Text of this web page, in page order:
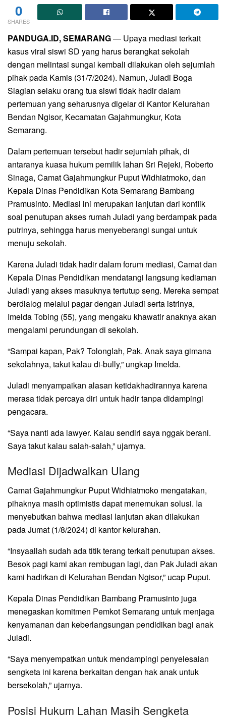
0
SHARES
PANDUGA.ID, SEMARANG— Upaya mediasi terkait
kasus viral siswi SD yang harus berangkat sekolah
dengan melintasi sungai kembali dilakukan oleh sejumlah
pihak pada Kamis (31/7/2024). Namun, Juladi Boga
Siagian selaku orang tua siswi tidak hadir dalam
pertemuan yang seharusnya digelar di Kantor Kelurahan
Bendan Ngisor, Kecamatan Gajahmungkur, Kota
Semarang.
Dalam pertemuan tersebut hadir sejumlah pihak, di
antaranya kuasa hukum pemilik lahan Sri Rejeki, Roberto
Sinaga, Camat Gajahmungkur Puput Widhiatmoko, dan
Kepala Dinas Pendidikan Kota Semarang Bambang
Pramusinto. Mediasi ini merupakan lanjutan dari konflik
soal penutupan akses rumah Juladi yang berdampak pada
putrinya, sehingga harus menyeberangi sungai untuk
menuju sekolah.
Karena Juladi tidak hadir dalam forum mediasi, Camat dan
Kepala Dinas Pendidikan mendatangi langsung kediaman
Juladi yang akses masuknya tertutup seng. Mereka sempat
berdialog melalui pagar dengan Juladi serta istrinya,
Imelda Tobing (55), yang mengaku khawatir anaknya akan
mengalami perundungan di sekolah.
“Sampai kapan, Pak? Tolonglah, Pak. Anak saya gimana
sekolahnya, takut kalau di-bully,” ungkap Imelda.
Juladi menyampaikan alasan ketidakhadirannya karena
merasa tidak percaya diri untuk hadir tanpa didampingi
pengacara.
“Saya nanti ada lawyer. Kalau sendiri saya nggak berani.
Saya takut kalau salah-salah,” ujarnya.
Mediasi Dijadwalkan Ulang
Camat Gajahmungkur Puput Widhiatmoko mengatakan,
pihaknya masih optimistis dapat menemukan solusi. Ia
menyebutkan bahwa mediasi lanjutan akan dilakukan
pada Jumat (1/8/2024) di kantor kelurahan.
“Insyaallah sudah ada titik terang terkait penutupan akses.
Besok pagi kami akan rembugan lagi, dan Pak Juladi akan
kami hadirkan di Kelurahan Bendan Ngisor,” ucap Puput.
Kepala Dinas Pendidikan Bambang Pramusinto juga
menegaskan komitmen Pemkot Semarang untuk menjaga
kenyamanan dan keberlangsungan pendidikan bagi anak
Juladi.
“Saya menyempatkan untuk mendampingi penyelesaian
sengketa ini karena berkaitan dengan hak anak untuk
bersekolah,” ujarnya.
Posisi Hukum Lahan Masih Sengketa